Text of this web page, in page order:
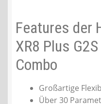
Features der
XR8 Plus
Combo
Großartige
Über 30